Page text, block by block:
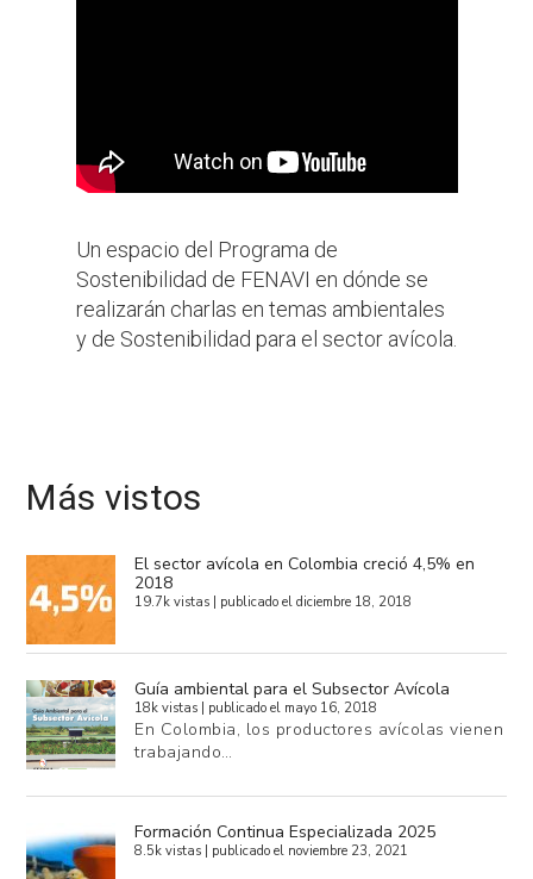
Un espacio del Programa de
Sostenibilidad de FENAVI en dónde se
realizarán charlas en temas ambientales
y de Sostenibilidad para el sector avícola.
Más vistos
El sector avícola en Colombia creció 4,5% en
2018
19.7k vistas publicado el diciembre 18, 2018
Guía ambiental para el Subsector Avícola
18k vistas publicado el mayo 16, 2018
En Colombia, los productores avícolas vienen
trabajando…
Formación Continua Especializada 2025
8.5k vistas publicado el noviembre 23, 2021